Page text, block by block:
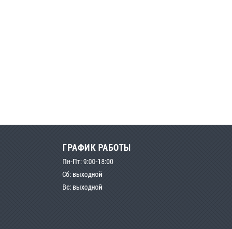
ГРАФИК РАБОТЫ
Пн-Пт: 9:00-18:00
Сб: выходной
Вс: выходной